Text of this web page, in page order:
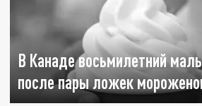
В Канаде восьмилетний
после пары ложек